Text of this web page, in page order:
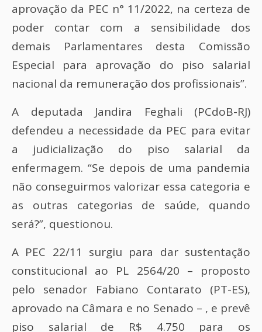
aprovação da PEC n° 11/2022, na certeza de
poder contar com a sensibilidade dos
demais Parlamentares desta Comissão
Especial para aprovação do piso salarial
nacional da remuneração dos profissionais”.
A deputada Jandira Feghali (PCdoB-RJ)
defendeu a necessidade da PEC para evitar
a judicialização do piso salarial da
enfermagem. “Se depois de uma pandemia
não conseguirmos valorizar essa categoria e
as outras categorias de saúde, quando
será?”, questionou.
A PEC 22/11 surgiu para dar sustentação
constitucional ao PL 2564/20 – proposto
pelo senador Fabiano Contarato (PT-ES),
aprovado na Câmara e no Senado – , e prevê
piso salarial de R$ 4.750 para os